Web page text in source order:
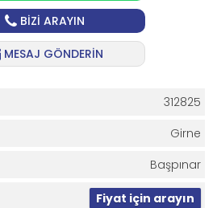
BİZİ ARAYIN
MESAJ GÖNDERİN
312825
Girne
Başpınar
Fiyat için arayın